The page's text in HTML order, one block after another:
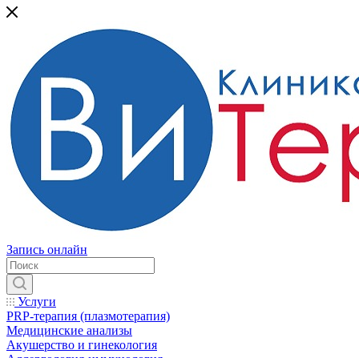
Запись онлайн
Услуги
PRP-терапия (плазмотерапия)
Медицинские анализы
Акушерство и гинекология